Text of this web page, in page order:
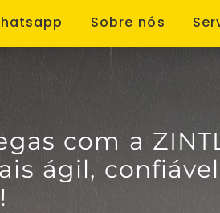
Sobre nós
com a
ágil,